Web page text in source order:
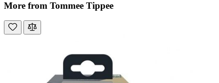
More from Tommee Tippee